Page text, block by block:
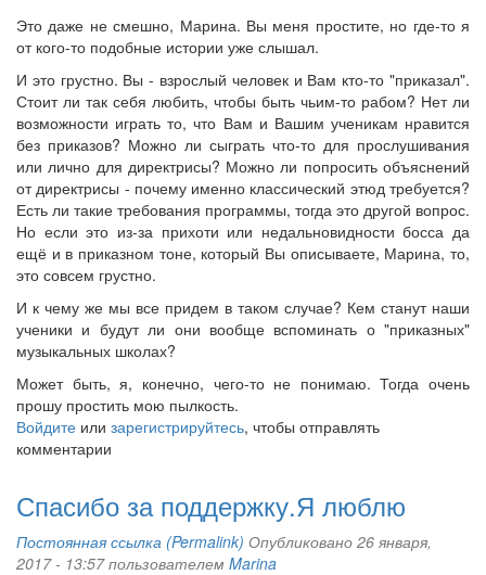
Это даже не смешно, Марина. Вы меня простите, но где-то я
от кого-то подобные истории уже слышал.
И это грустно. Вы - взрослый человек и Вам кто-то "приказал".
Стоит ли так себя любить, чтобы быть чьим-то рабом? Нет ли
возможности играть то, что Вам и Вашим ученикам нравится
без приказов? Можно ли сыграть что-то для прослушивания
или лично для директрисы? Можно ли попросить объяснений
от директрисы - почему именно классический этюд требуется?
Есть ли такие требования программы, тогда это другой вопрос.
Но если это из-за прихоти или недальновидности босса да
ещё и в приказном тоне, который Вы описываете, Марина, то,
это совсем грустно.
И к чему же мы все придем в таком случае? Кем станут наши
ученики и будут ли они вообще вспоминать о "приказных"
музыкальных школах?
Может быть, я, конечно, чего-то не понимаю. Тогда очень
прошу простить мою пылкость.
Войдите или зарегистрируйтесь, чтобы отправлять
комментарии
Спасибо за поддержку.Я люблю
Постоянная ссылка (Permalink) Опубликовано 26 января,
2017 - 13:57 пользователем Marina